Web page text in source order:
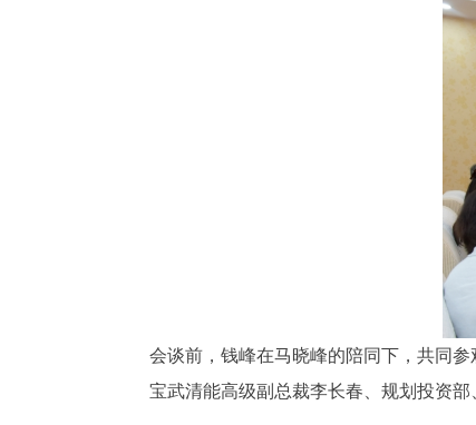
会谈前，钱峰在马晓峰的陪同下，共同参
宝武清能高级副总裁李长春、规划投资